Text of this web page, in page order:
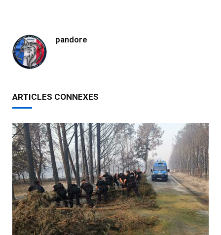
pandore
ARTICLES CONNEXES